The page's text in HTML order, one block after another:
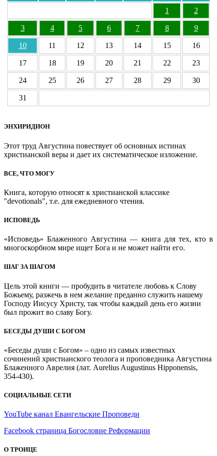
1
2
3 4 5 6 7 8 9
10 11 12 13 14 15 16
17 18 19 20 21 22 23
24 25 26 27 28 29 30
31
ЭНХИРИДИОН
Этот труд Августина повествует об основных истинах
христианской веры и дает их систематическое изложение.
ВСЕ, ЧТО МОГУ
Книга, которую относят к христианской классике
"devotionals", т.е. для ежедневного чтения.
ИСПОВЕДЬ
«Исповедь» Блаженного Августина — книга для тех, кто в
многоскорбном мире ищет Бога и не может найти его.
ШАГ ЗА ШАГОМ
Цель этой книги — пробудить в читателе любовь к Слову
Божьему, разжечь в нем желание преданно служить нашему
Господу Иисусу Христу, так чтобы каждый день его жизни
был прожит во славу Богу.
БЕСЕДЫ ДУШИ С БОГОМ
«Беседы души с Богом» – одно из самых известных
сочинений христианского теолога и проповедника Августина
Блаженного Аврелия (лат. Aurelius Augustinus Hipponensis,
354-430).
СОЦИАЛЬНЫЕ СЕТИ
YouTube канал Евангельские Проповеди
Facebook страница Богословие Реформации
О ТРОИЦЕ